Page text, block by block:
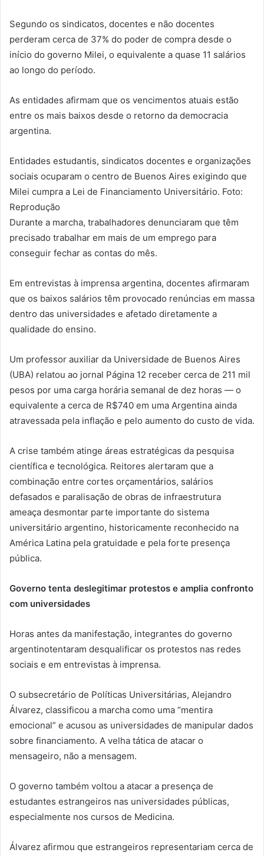
Segundo os sindicatos, docentes e não docentes
perderam cerca de 37% do poder de compra desde o
início do governo Milei, o equivalente a quase 11 salários
ao longo do período.
As entidades afirmam que os vencimentos atuais estão
entre os mais baixos desde o retorno da democracia
argentina.
Entidades estudantis, sindicatos docentes e organizações
sociais ocuparam o centro de Buenos Aires exigindo que
Milei cumpra a Lei de Financiamento Universitário. Foto:
Reprodução
Durante a marcha, trabalhadores denunciaram que têm
precisado trabalhar em mais de um emprego para
conseguir fechar as contas do mês.
Em entrevistas à imprensa argentina, docentes afirmaram
que os baixos salários têm provocado renúncias em massa
dentro das universidades e afetado diretamente a
qualidade do ensino.
Um professor auxiliar da Universidade de Buenos Aires
(UBA) relatou ao jornal Página 12 receber cerca de 211 mil
pesos por uma carga horária semanal de dez horas — o
equivalente a cerca de R$740 em uma Argentina ainda
atravessada pela inflação e pelo aumento do custo de vida.
A crise também atinge áreas estratégicas da pesquisa
científica e tecnológica. Reitores alertaram que a
combinação entre cortes orçamentários, salários
defasados e paralisação de obras de infraestrutura
ameaça desmontar parte importante do sistema
universitário argentino, historicamente reconhecido na
América Latina pela gratuidade e pela forte presença
pública.
Governo tenta deslegitimar protestos e amplia confronto
com universidades
Horas antes da manifestação, integrantes do governo
argentinotentaram desqualificar os protestos nas redes
sociais e em entrevistas à imprensa.
O subsecretário de Políticas Universitárias, Alejandro
Álvarez, classificou a marcha como uma “mentira
emocional” e acusou as universidades de manipular dados
sobre financiamento. A velha tática de atacar o
mensageiro, não a mensagem.
O governo também voltou a atacar a presença de
estudantes estrangeiros nas universidades públicas,
especialmente nos cursos de Medicina.
Álvarez afirmou que estrangeiros representariam cerca de